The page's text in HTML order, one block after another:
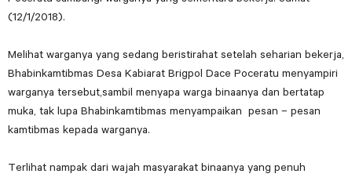
(12/1/2018).
Melihat warganya yang sedang beristirahat setelah seharian bekerja,
Bhabinkamtibmas Desa Kabiarat Brigpol Dace Poceratu menyampiri
warganya tersebut,sambil menyapa warga binaanya dan bertatap
muka, tak lupa Bhabinkamtibmas menyampaikan pesan – pesan
kamtibmas kepada warganya.
Terlihat nampak dari wajah masyarakat binaanya yang penuh